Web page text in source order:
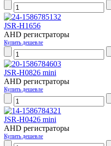
JSR-H1656
AHD регистраторы
Купить дешевле
JSR-H0826 mini
AHD регистраторы
Купить дешевле
JSR-H0426 mini
AHD регистраторы
Купить дешевле